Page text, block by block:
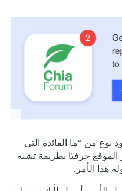
نوع من “ما الفائدة التي
حرفيًا بطريقة تشبه
هذا الأمر.